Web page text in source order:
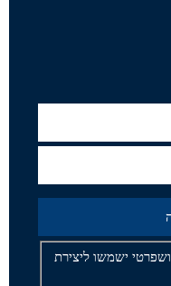
ושפרטי ישמשו ליצירת